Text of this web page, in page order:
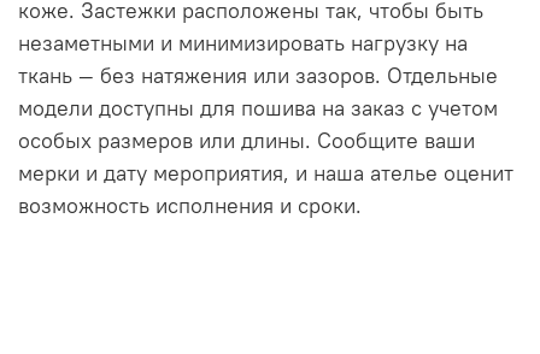
коже. Застежки расположены так, чтобы быть
незаметными и минимизировать нагрузку на
ткань — без натяжения или зазоров. Отдельные
модели доступны для пошива на заказ с учетом
особых размеров или длины. Сообщите ваши
мерки и дату мероприятия, и наша ателье оценит
возможность исполнения и сроки.